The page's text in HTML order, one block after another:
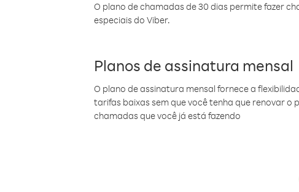
O plano de chamadas de 30 dias permite fazer
especiais do Viber.
Planos de assinatura mensal
O plano de assinatura mensal fornece a
tarifas baixas sem que você tenha que renovar o
chamadas que você já está fazendo